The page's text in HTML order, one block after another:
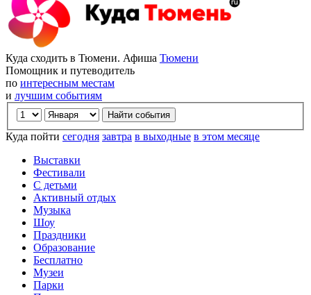
Куда сходить в Тюмени. Афиша Тюмени
Помощник и путеводитель
по интересным местам
и лучшим событиям
Куда пойти сегодня завтра в выходные в этом месяце
Выставки
Фестивали
С детьми
Активный отдых
Музыка
Шоу
Праздники
Образование
Бесплатно
Музеи
Парки